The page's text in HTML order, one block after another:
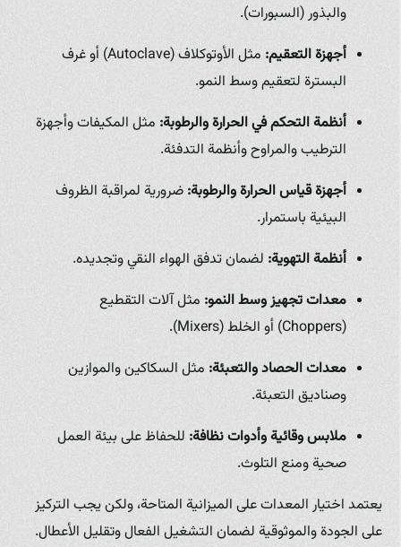
والبذور (السبورات).
أجهزة التعقيم:
مثل الأوتوكلاف (Autoclave) أو غرف
البسترة لتعقيم وسط النمو.
أنظمة التحكم في الحرارة والرطوبة:مثل المكيفات وأجهزة
الترطيب والمراوح وأنظمة التدفئة.
أجهزة قياس الحرارة والرطوبة:ضرورية لمراقبة الظروف
البيئية باستمرار.
أنظمة التهوية:لضمان تدفق الهواء النقي وتجديده.
معدات تجهيز وسط النمو:مثل آلات التقطيع
(Choppers) أو الخلط (Mixers).
معدات الحصاد والتعبئة:مثل السكاكين والموازين
وصناديق التعبئة.
ملابس وقائية وأدوات نظافة:للحفاظ على بيئة العمل
صحية ومنع التلوث.
يعتمد اختيار المعدات على الميزانية المتاحة، ولكن يجب التركيز
على الجودة والموثوقية لضمان التشغيل الفعال وتقليل الأعطال.